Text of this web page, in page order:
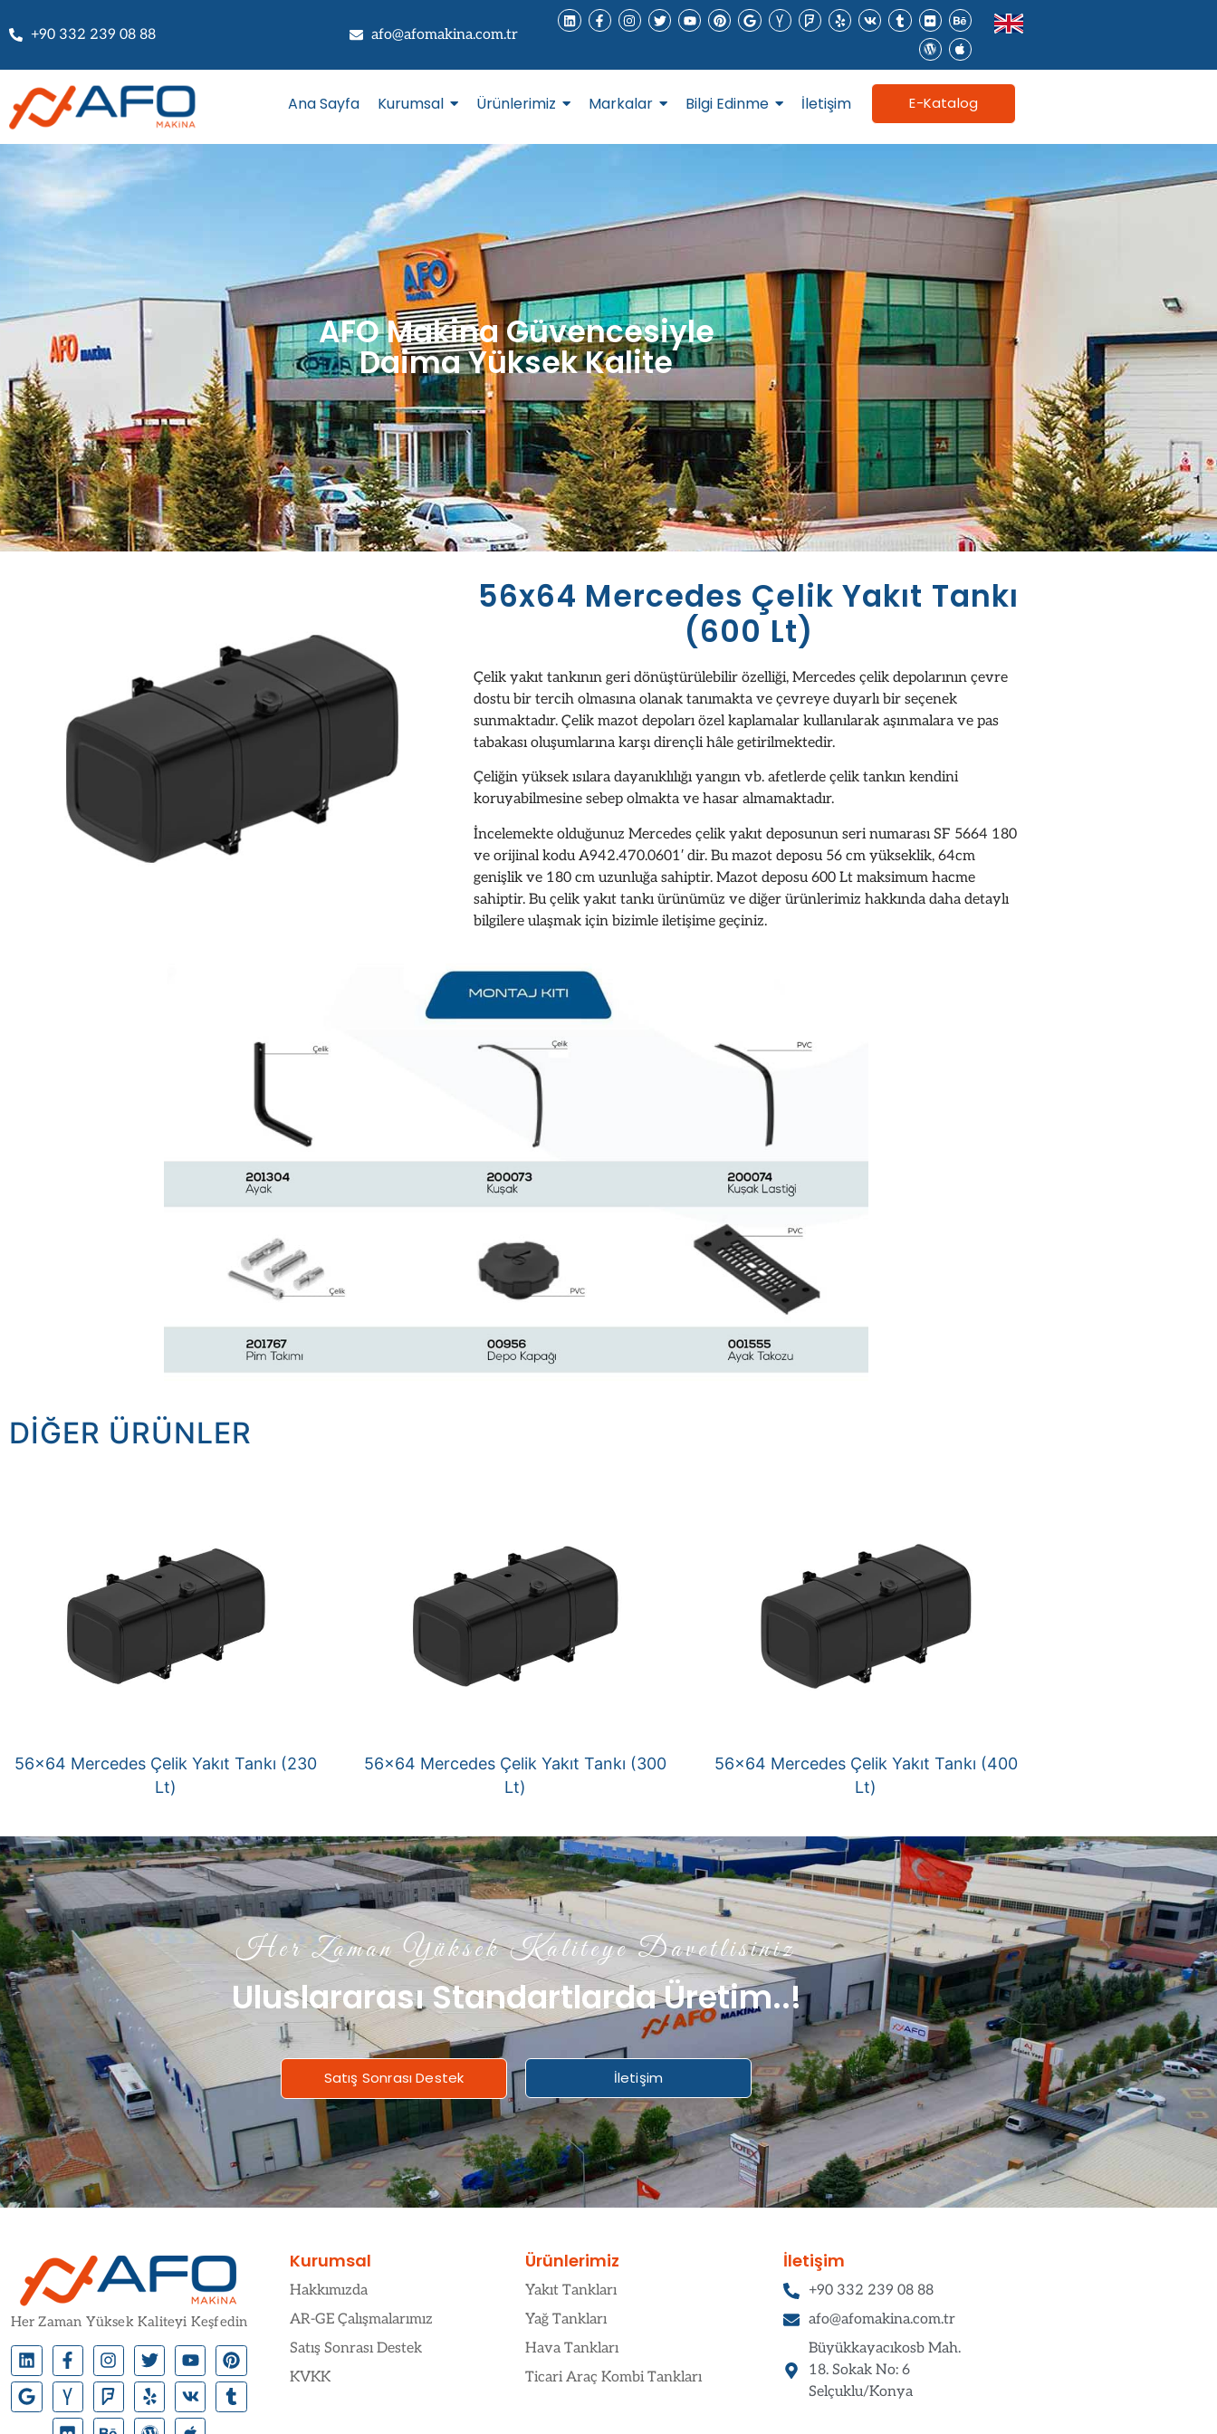
+90 332 239 08 88 afo@afomakina.com.tr
Ana Sayfa Kurumsal Ürünlerimiz Markalar Bilgi Edinme İletişim E-Katalog
AFO Makina Güvencesiyle
Daima Yüksek Kalite
56x64 Mercedes Çelik Yakıt Tankı
(600 Lt)
Çelik yakıt tankının geri dönüştürülebilir özelliği, Mercedes çelik depolarının çevre
dostu bir tercih olmasına olanak tanımakta ve çevreye duyarlı bir seçenek
sunmaktadır. Çelik mazot depoları özel kaplamalar kullanılarak aşınmalara ve pas
tabakası oluşumlarına karşı dirençli hâle getirilmektedir.
Çeliğin yüksek ısılara dayanıklılığı yangın vb. afetlerde çelik tankın kendini
koruyabilmesine sebep olmakta ve hasar almamaktadır.
İncelemekte olduğunuz Mercedes çelik yakıt deposunun seri numarası SF 5664 180
ve orijinal kodu A942.470.0601′ dir. Bu mazot deposu 56 cm yükseklik, 64cm
genişlik ve 180 cm uzunluğa sahiptir. Mazot deposu 600 Lt maksimum hacme
sahiptir. Bu çelik yakıt tankı ürünümüz ve diğer ürünlerimiz hakkında daha detaylı
bilgilere ulaşmak için bizimle iletişime geçiniz.
DIĞER ÜRÜNLER
56×64 Mercedes Çelik Yakıt Tankı (230
Lt)
56×64 Mercedes Çelik Yakıt Tankı (300
Lt)
56×64 Mercedes Çelik Yakıt Tankı (400
Lt)
Her Zaman Yüksek Kaliteye Davetlisiniz
Uluslararası Standartlarda Üretim..!
Satış Sonrası Destek İletişim
Her Zaman Yüksek Kaliteyi Keşfedin
Kurumsal
Hakkımızda
AR-GE Çalışmalarımız
Satış Sonrası Destek
KVKK
Ürünlerimiz
Yakıt Tankları
Yağ Tankları
Hava Tankları
Ticari Araç Kombi Tankları
İletişim
+90 332 239 08 88
afo@afomakina.com.tr
Büyükkayacıkosb Mah.
18. Sokak No: 6
Selçuklu/Konya